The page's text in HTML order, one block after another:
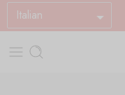
Italian